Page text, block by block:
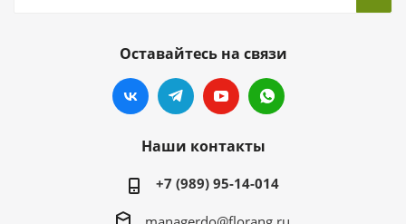
Оставайтесь на связи
Наши контакты
+7 (989) 95-14-014